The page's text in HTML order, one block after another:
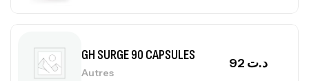
GH SURGE 90 CAPSULES
Autres
د.ت